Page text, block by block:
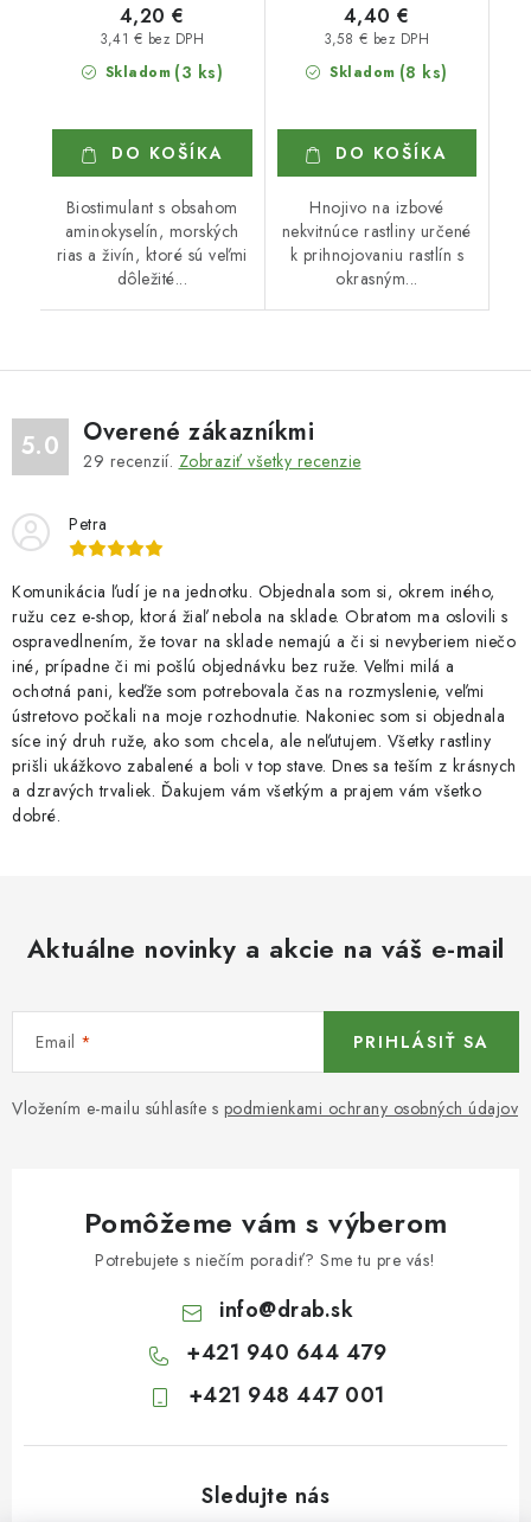
Skladom (3 ks)
3,41 € bez DPH
4,20 €
DO KOŠÍKA
Biostimulant s obsahom
aminokyselín, morských
rias a živín, ktoré sú veľmi
dôležité...
Skladom (8 ks)
3,58 € bez DPH
4,40 €
DO KOŠÍKA
Hnojivo na izbové
nekvitnúce rastliny určené
k prihnojovaniu rastlín s
okrasným...
5.0 Overené zákazníkmi
29 recenzií. Zobraziť všetky recenzie
Petra
Komunikácia ľudí je na jednotku. Objednala som si, okrem iného,
ružu cez e-shop, ktorá žiaľ nebola na sklade. Obratom ma oslovili s
ospravedlnením, že tovar na sklade nemajú a či si nevyberiem niečo
iné, prípadne či mi pošlú objednávku bez ruže. Veľmi milá a
ochotná pani, keďže som potrebovala čas na rozmyslenie, veľmi
ústretovo počkali na moje rozhodnutie. Nakoniec som si objednala
síce iný druh ruže, ako som chcela, ale neľutujem. Všetky rastliny
prišli ukážkovo zabalené a boli v top stave. Dnes sa teším z krásnych
a dzravých trvaliek. Ďakujem vám všetkým a prajem vám všetko
dobré.
Aktuálne novinky a akcie na váš e-mail
Email
Vložením e-mailu súhlasíte s podmienkami ochrany osobných údajov
PRIHLÁSIŤ SA
Pomôžeme vám s výberom
Potrebujete s niečím poradiť? Sme tu pre vás!
info@drab.sk
+421 940 644 479
+421 948 447 001